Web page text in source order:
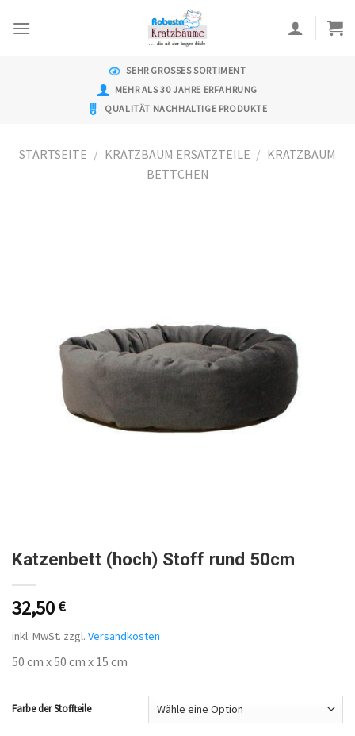
SEHR GROSSES SORTIMENT
MEHR ALS 30 JAHRE ERFAHRUNG
QUALITÄT NACHHALTIGE PRODUKTE
STARTSEITE / KRATZBAUM ERSATZTEILE / KRATZBAUM
BETTCHEN
Katzenbett (hoch) Stoff rund 50cm
32,50 €
inkl. MwSt. zzgl. Versandkosten
50 cm x 50 cm x 15 cm
Farbe der Stoffteile